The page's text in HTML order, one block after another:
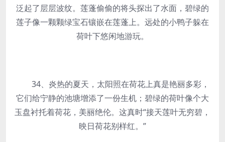
泛起了层层波纹。莲蓬偷偷的将头探出了水面，碧绿的
莲子像一颗颗绿宝石镶嵌在莲蓬上。远处的小鸭子躲在
荷叶下悠闲地游玩。
34、炎热的夏天，太阳照在荷花上真是艳丽多彩，
它们给宁静的池塘增添了一份生机；碧绿的荷叶像个大
玉盘衬托着荷花，美丽绝伦。这真时“接天莲叶无穷碧，
映日荷花别样红。”